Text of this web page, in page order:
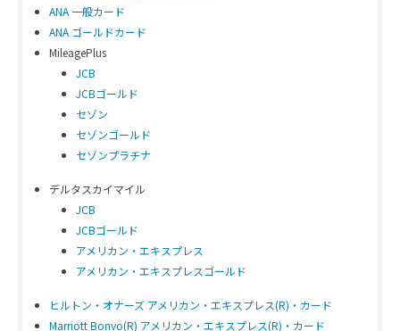
ANA 一般カード
ANA ゴールドカード
MileagePlus
JCB
JCBゴールド
セゾン
セゾンゴールド
セゾンプラチナ
デルタスカイマイル
JCB
JCBゴールド
アメリカン・エキスプレス
アメリカン・エキスプレスゴールド
ヒルトン・オナーズ アメリカン・エキスプレス(R)・カード
Marriott Bonvo(R) アメリカン・エキスプレス(R)・カード